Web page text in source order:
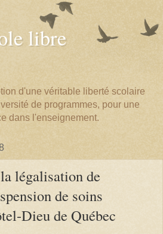
libre
d'une véritable liberté scolaire
de programmes, pour une
dans l'enseignement.
légalisation de
de soins
Dieu de Québec